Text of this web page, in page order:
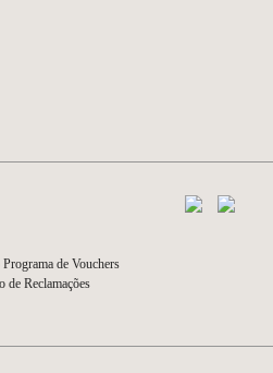
de Vouchers
Reclamações